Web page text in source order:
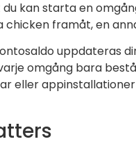
kan starta en
framåt, en
uppdateras
omgång bara
eller